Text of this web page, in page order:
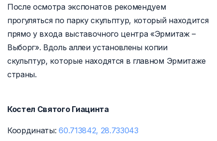
После осмотра экспонатов рекомендуем
прогуляться по парку скульптур, который находится
прямо у входа выставочного центра «Эрмитаж –
Выборг». Вдоль аллеи установлены копии
скульптур, которые находятся в главном Эрмитаже
страны.
Костел Святого Гиацинта
Координаты: 60.713842, 28.733043